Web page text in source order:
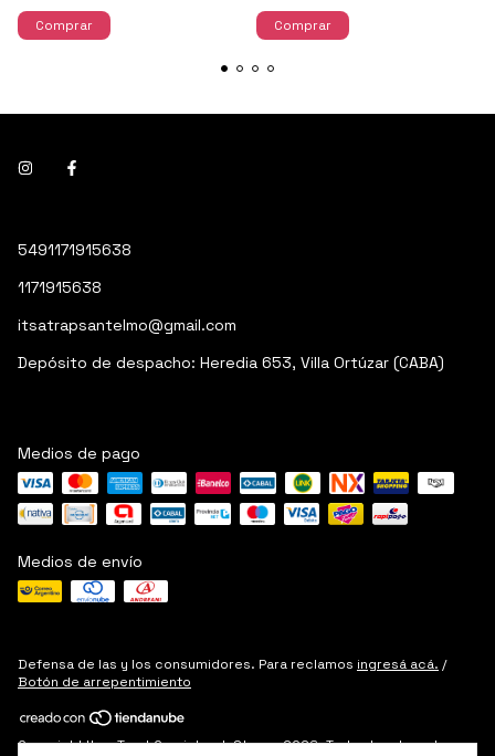
5491171915638
1171915638
itsatrapsantelmo@gmail.com
Depósito de despacho: Heredia 653, Villa Ortúzar (CABA)
Medios de pago
Medios de envío
Defensa de las y los consumidores. Para reclamos ingresá acá. /
Botón de arrepentimiento
Copyright Its a Trap! Comicbook Store - 2026. Todos los derechos